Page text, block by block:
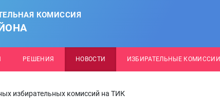
КОМИССИЯ
РЕШЕНИЯ НОВОСТИ ИЗБИРАТЕЛЬНЫЕ КОМИССИИ
избирательных комиссий на ТИК